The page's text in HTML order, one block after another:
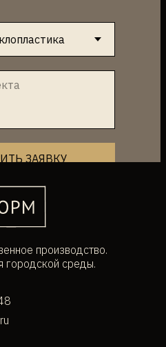
ЗАЯВКУ
производство.
среды.